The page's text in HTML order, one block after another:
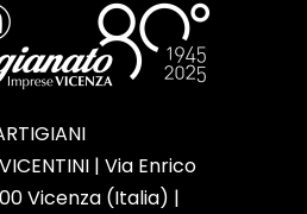
| Via Enrico
Vicenza (Italia) |